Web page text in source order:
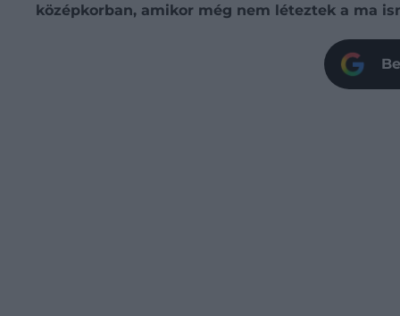
középkorban, amikor még nem léteztek a ma